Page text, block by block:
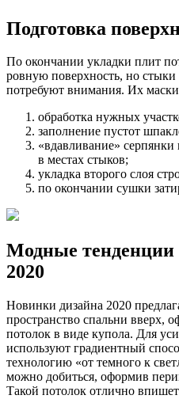
Подготовка
По окончании укладки плит
ровную поверхность, но
потребуют внимания. Их
обработка нужных
заполнение пустот
«вдавливание»
в местах стыков;
укладка второго слоя
по окончании сушки
Модные тенденции
2020
Новинки дизайна 2020
пространство спальни вверх,
потолок в виде купола. Для
используют градиентный
технологию «от темного к
можно добиться, оформив
Такой потолок отлично